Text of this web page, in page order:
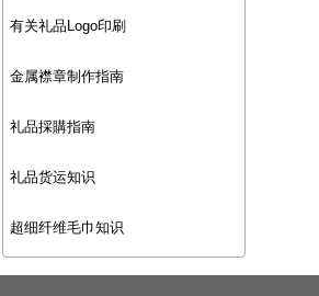
有关礼品Logo印刷
金属襟章制作指南
礼品採購指南
礼品货运知识
超细纤维毛巾知识